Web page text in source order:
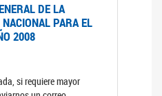
DE LA
PARA EL
2008
si requiere mayor